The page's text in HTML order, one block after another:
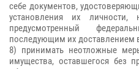
себе документов,
установления их
предусмотренный
последующим их доставлением
8) принимать неотложные
имущества, оставшегося без